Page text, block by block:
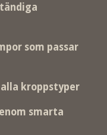
som passar
kroppstyper
smarta